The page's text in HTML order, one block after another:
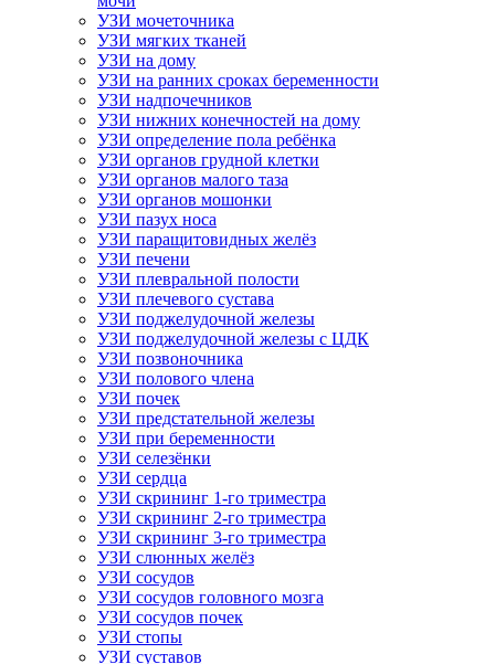
УЗИ мочеточника
УЗИ мягких тканей
УЗИ на дому
УЗИ на ранних сроках беременности
УЗИ надпочечников
УЗИ нижних конечностей на дому
УЗИ определение пола ребёнка
УЗИ органов грудной клетки
УЗИ органов малого таза
УЗИ органов мошонки
УЗИ пазух носа
УЗИ паращитовидных желёз
УЗИ печени
УЗИ плевральной полости
УЗИ плечевого сустава
УЗИ поджелудочной железы
УЗИ поджелудочной железы с ЦДК
УЗИ позвоночника
УЗИ полового члена
УЗИ почек
УЗИ предстательной железы
УЗИ при беременности
УЗИ селезёнки
УЗИ сердца
УЗИ скрининг 1-го триместра
УЗИ скрининг 2-го триместра
УЗИ скрининг 3-го триместра
УЗИ слюнных желёз
УЗИ сосудов
УЗИ сосудов головного мозга
УЗИ сосудов почек
УЗИ стопы
УЗИ суставов